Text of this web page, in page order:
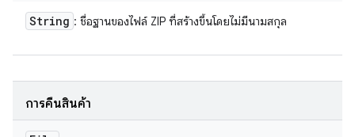
String : ชื่อฐานของไฟล์ ZIP ที่สร้างขึ้นโดยไม่มีนามสกุล
การคืนสินค้า